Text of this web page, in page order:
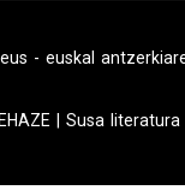
- euskal
EHAZE Susa literatura